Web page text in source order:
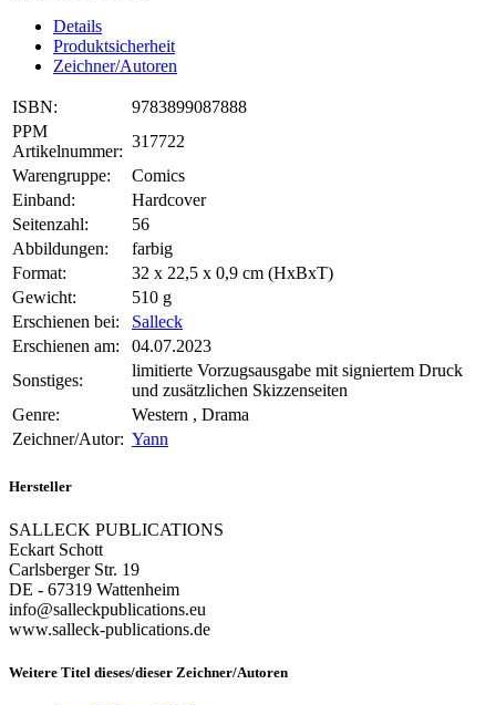
Details
Produktsicherheit
Zeichner/Autoren
ISBN:
9783899087888
PPM
Artikelnummer:
317722
Warengruppe:
Comics
Einband:
Hardcover
Seitenzahl:
56
Abbildungen:
farbig
Format:
32 x 22,5 x 0,9 cm (HxBxT)
Gewicht:
510 g
Erschienen bei:
Salleck
Erschienen am:
04.07.2023
Sonstiges:
limitierte Vorzugsausgabe mit signiertem Druck
und zusätzlichen Skizzenseiten
Genre:
Western , Drama
Zeichner/Autor: Yann
Hersteller
SALLECK PUBLICATIONS
Eckart Schott
Carlsberger Str. 19
DE - 67319 Wattenheim
info@salleckpublications.eu
www.salleck-publications.de
Weitere Titel dieses/dieser Zeichner/Autoren